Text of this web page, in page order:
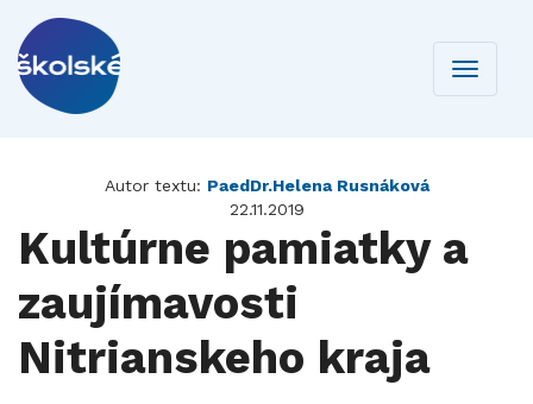
Toggle
Autor textu: PaedDr.Helena Rusnáková
22.11.2019
Kultúrne pamiatky a
zaujímavosti
Nitrianskeho kraja